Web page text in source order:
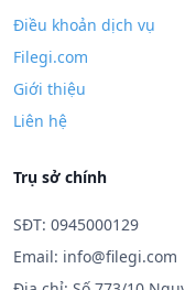
Điều khoản dịch vụ
Filegi.com
Giới thiệu
Liên hệ
Trụ sở chính
SĐT: 0945000129
Email: info@filegi.com